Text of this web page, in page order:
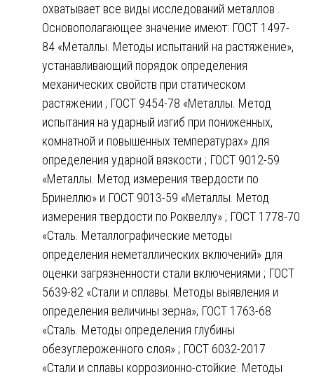
охватывает все виды исследований металлов .
Основополагающее значение имеют: ГОСТ 1497-
84 «Металлы. Методы испытаний на растяжение»,
устанавливающий порядок определения
механических свойств при статическом
растяжении ; ГОСТ 9454-78 «Металлы. Метод
испытания на ударный изгиб при пониженных,
комнатной и повышенных температурах» для
определения ударной вязкости ; ГОСТ 9012-59
«Металлы. Метод измерения твердости по
Бринеллю» и ГОСТ 9013-59 «Металлы. Метод
измерения твердости по Роквеллу» ; ГОСТ 1778-70
«Сталь. Металлографические методы
определения неметаллических включений» для
оценки загрязненности стали включениями ; ГОСТ
5639-82 «Стали и сплавы. Методы выявления и
определения величины зерна»; ГОСТ 1763-68
«Сталь. Методы определения глубины
обезуглероженного слоя» ; ГОСТ 6032-2017
«Стали и сплавы коррозионно-стойкие. Методы